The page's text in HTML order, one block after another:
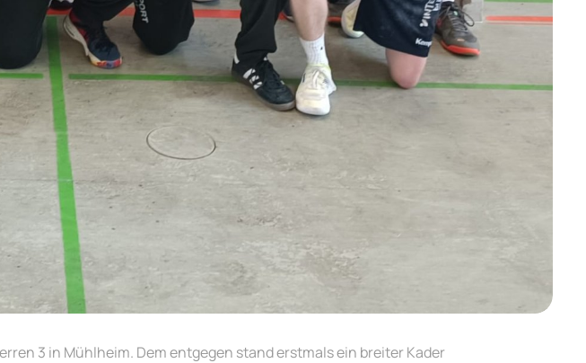
3 in Mühlheim. Dem entgegen stand erstmals ein breiter Kader